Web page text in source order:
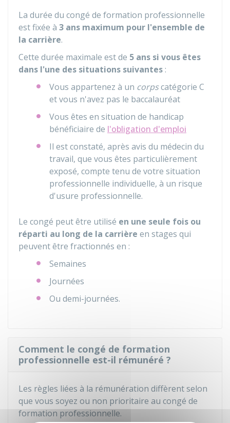
La durée du congé de formation professionnelle
est fixée à 3 ans maximum pour l'ensemble de
la carrière.
Cette durée maximale est de 5 ans si vous êtes
dans l'une des situations suivantes :
Vous appartenez à un corpscatégorie C
et vous n'avez pas le baccalauréat
Vous êtes en situation de handicap
bénéficiaire de l'obligation d'emploi
Il est constaté, après avis du médecin du
travail, que vous êtes particulièrement
exposé, compte tenu de votre situation
professionnelle individuelle, à un risque
d'usure professionnelle.
Le congé peut être utilisé en une seule fois ou
réparti au long de la carrière en stages qui
peuvent être fractionnés en :
Semaines
Journées
Ou demi-journées.
Comment le congé de formation
professionnelle est-il rémunéré ?
Les règles liées à la rémunération diffèrent selon
que vous soyez ou non prioritaire au congé de
formation professionnelle.